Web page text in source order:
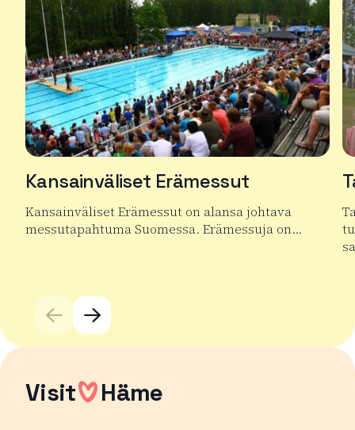
Kansainväliset Erämessut
Kansainväliset Erämessut on alansa johtava
messutapahtuma Suomessa. Erämessuja on…
Visit Häme